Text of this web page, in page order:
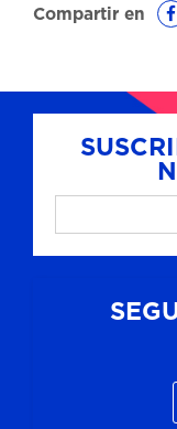
Compartir en